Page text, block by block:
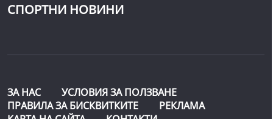
СПОРТНИ НОВИНИ
ЗА НАС
УСЛОВИЯ ЗА ПОЛЗВАНЕ
ПРАВИЛА ЗА БИСКВИТКИТЕ
РЕКЛАМА